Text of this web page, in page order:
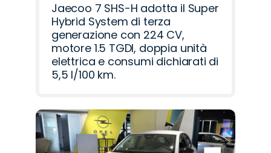
Jaecoo 7 SHS-H adotta il Super
Hybrid System di terza
generazione con 224 CV,
motore 1.5 TGDI, doppia unità
elettrica e consumi dichiarati di
5,5 l/100 km.